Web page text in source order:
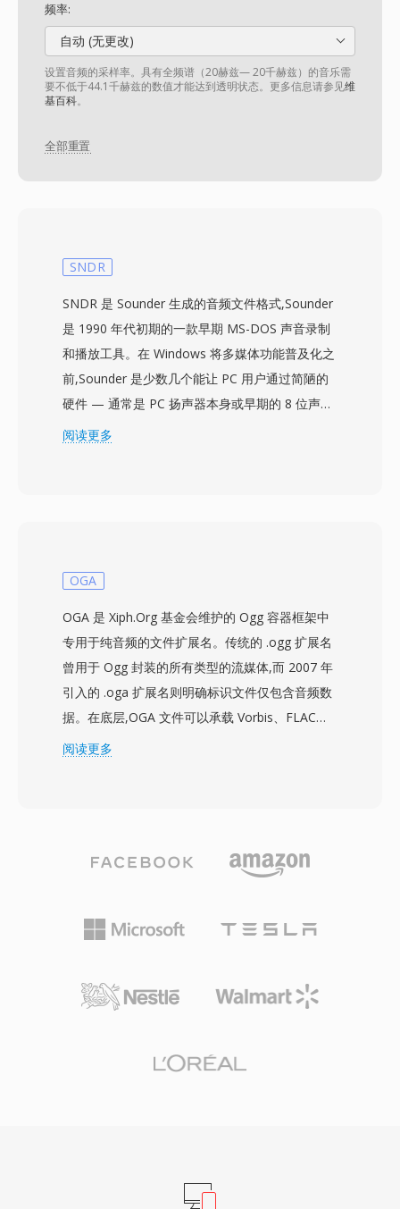
频率:
自动 (无更改)
设置音频的采样率。具有全频谱（20赫兹— 20千赫兹）的音乐需
要不低于44.1千赫兹的数值才能达到透明状态。更多信息请参见维
基百科。
全部重置
SNDR
SNDR 是 Sounder 生成的音频文件格式,Sounder
是 1990 年代初期的一款早期 MS-DOS 声音录制
和播放工具。在 Windows 将多媒体功能普及化之
前,Sounder 是少数几个能让 PC 用户通过简陋的
硬件 — 通常是 PC 扬声器本身或早期的 8 位声卡
— 采集和播放音频的 DOS 程序之一。该格式以
文件中的每一位都是音频数据,当存储以千字节为
到声音硬件而无需解析,使得在速度较慢的处理器
上进行实时播放成为可能。尽管简单,SNDR 在计
算史上仍有一席之地,是将数字音频带到普通 PC
的格式之一。这一时代的文件偶尔会在复古计算存
档中出现。SoX 和 ffmpeg 可以在给定正确参数的
情况下解读 SNDR 文件,使早期数字音频录音的保
阅读更多
OGA
OGA 是 Xiph.Org 基金会维护的 Ogg 容器框架中
专用于纯音频的文件扩展名。传统的 .ogg 扩展名
曾用于 Ogg 封装的所有类型的流媒体,而 2007 年
引入的 .oga 扩展名则明确标识文件仅包含音频数
据。在底层,OGA 文件可以承载 Vorbis、FLAC、
Speex 或 Opus 编码的音频 — 容器本身与编解码
更低的内存占用。由于 Ogg 容器及其关联的编解
的专利授权问题。该格式支持 Vorbis 注释元数据,
可以标准化方式标记艺术家、专辑和曲目信息。
VLC 及大多数 Linux 桌面环境中原生播放,是网络
阅读更多